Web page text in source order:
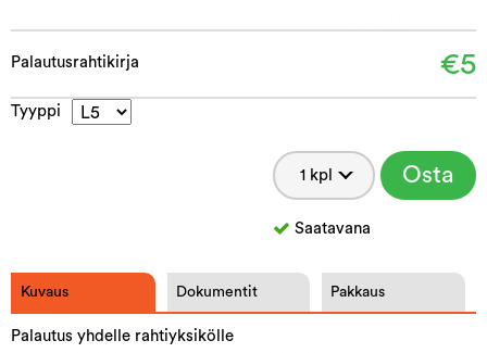
Palautusrahtikirja €5
Tyyppi
Osta
Saatavana
Kuvaus Dokumentit Pakkaus
Palautus yhdelle rahtiyksikölle